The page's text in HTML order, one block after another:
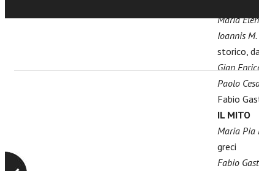
Maria
Ioannis
storico,
Gian
Paolo
Fabio
IL MITO
Maria Pia
greci
Fabio